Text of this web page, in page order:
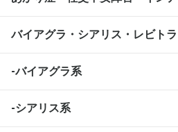
バイアグラ・シアリス・レビト
-バイアグラ系
-シアリス系